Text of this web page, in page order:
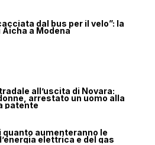
dal bus per il velo”: la
a Modena
all’uscita di Novara:
arrestato un uomo alla
patente
quanto aumenteranno le
elettrica e del gas